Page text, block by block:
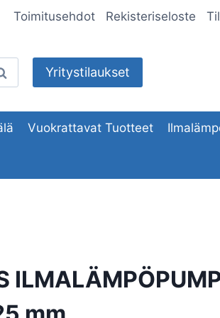
Toimitusehdot Rekisteriseloste
Yritystilaukset
Vuokrattavat Tuotteet